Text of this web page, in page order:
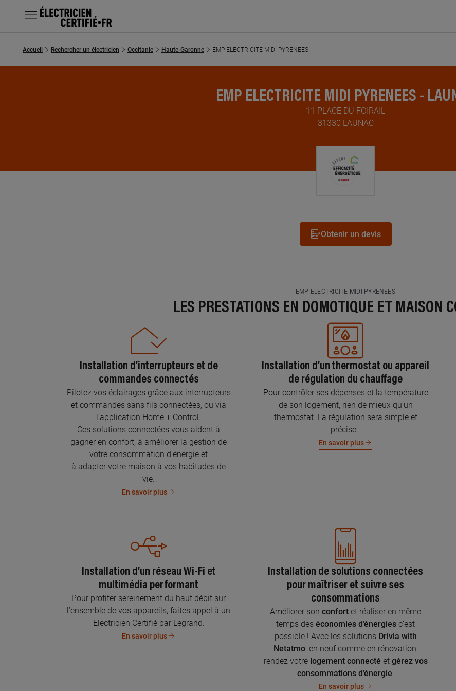
MENU
Chercher un électricien
Accueil Rechercher un électricien Occitanie Haute-Garonne EMP ELECTRICITE MIDI PYRENEES
EMP ELECTRICITE MIDI PYRENEES -
11 PLACE DU FOIRAIL
31330 LAUNAC
Obtenir un devis
EMP ELECTRICITE MIDI PYRENEES
LES PRESTATIONS EN DOMOTIQUE ET MAISON
Installation d’interrupteurs et de
commandes connectés
Pilotez vos éclairages grâce aux interrupteurs
et commandes sans fils connectées, ou via
l'application Home + Control.
Ces solutions connectées vous aident à
gagner en confort, à améliorer la gestion de
votre consommation d’énergie et
à adapter votre maison à vos habitudes de
vie.
En savoir plus
Installation d’un thermostat ou appareil
de régulation du chauffage
Pour contrôler ses dépenses et la température
de son logement, rien de mieux qu’un
thermostat. La régulation sera simple et
précise.
En savoir plus
Installation d’un réseau Wi-Fi et
multimédia performant
Pour profiter sereinement du haut débit sur
l’ensemble de vos appareils, faites appel à un
Electricien Certifié par Legrand.
En savoir plus
Installation de solutions connectées
pour maîtriser et suivre ses
consommations
Améliorer son confort et réaliser en même
temps des économies d’énergies c’est
possible ! Avec les solutions Drivia with
Netatmo, en neuf comme en rénovation,
rendez votre logement connecté et gérez vos
consommations d’énergie.
En savoir plus